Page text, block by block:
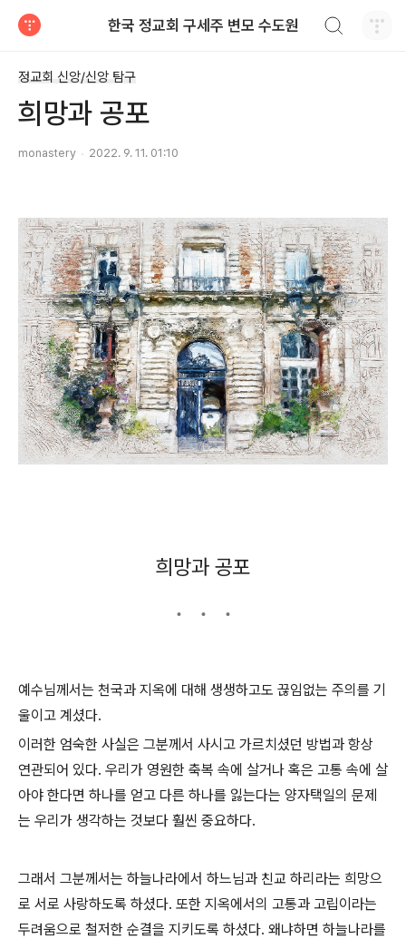
한국 정교회 구세주 변모 수도원
정교회 신앙/신앙 탐구
희망과 공포
monastery 2022. 9. 11. 01:10
희망과 공포
예수님께서는 천국과 지옥에 대해 생생하고도 끊임없는 주의를 기
울이고 계셨다.
이러한 엄숙한 사실은 그분께서 사시고 가르치셨던 방법과 항상
연관되어 있다. 우리가 영원한 축복 속에 살거나 혹은 고통 속에 살
아야 한다면 하나를 얻고 다른 하나를 잃는다는 양자택일의 문제
는 우리가 생각하는 것보다 훨씬 중요하다.
그래서 그분께서는 하늘나라에서 하느님과 친교 하리라는 희망으
로 서로 사랑하도록 하셨다. 또한 지옥에서의 고통과 고립이라는
두려움으로 철저한 순결을 지키도록 하셨다. 왜냐하면 하늘나라를